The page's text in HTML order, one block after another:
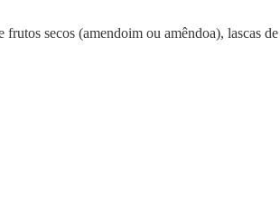
secos (amendoim ou amêndoa),